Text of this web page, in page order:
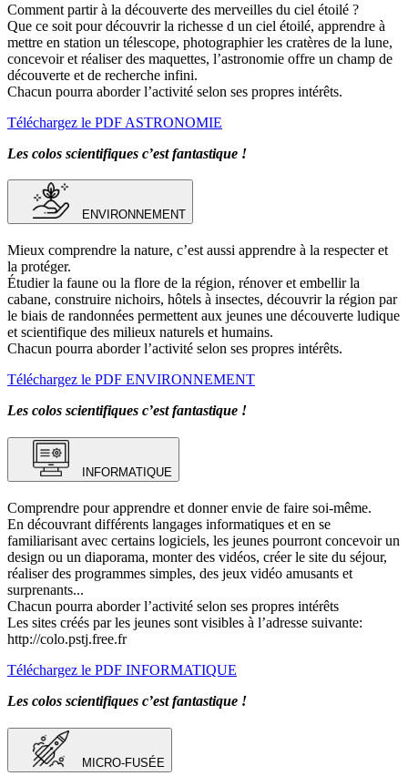
Comment partir à la découverte des merveilles du ciel étoilé ?
Que ce soit pour découvrir la richesse d un ciel étoilé, apprendre à
mettre en station un télescope, photographier les cratères de la lune,
concevoir et réaliser des maquettes, l’astronomie offre un champ de
découverte et de recherche infini.
Chacun pourra aborder l’activité selon ses propres intérêts.
Téléchargez le PDF ASTRONOMIE
Les colos scientifiques c’est fantastique !
ENVIRONNEMENT
Mieux comprendre la nature, c’est aussi apprendre à la respecter et
la protéger.
Étudier la faune ou la flore de la région, rénover et embellir la
cabane, construire nichoirs, hôtels à insectes, découvrir la région par
le biais de randonnées permettent aux jeunes une découverte ludique
et scientifique des milieux naturels et humains.
Chacun pourra aborder l’activité selon ses propres intérêts.
Téléchargez le PDF ENVIRONNEMENT
Les colos scientifiques c’est fantastique !
INFORMATIQUE
Comprendre pour apprendre et donner envie de faire soi-même.
En découvrant différents langages informatiques et en se
familiarisant avec certains logiciels, les jeunes pourront concevoir un
design ou un diaporama, monter des vidéos, créer le site du séjour,
réaliser des programmes simples, des jeux vidéo amusants et
surprenants...
Chacun pourra aborder l’activité selon ses propres intérêts
Les sites créés par les jeunes sont visibles à l’adresse suivante:
http://colo.pstj.free.fr
Téléchargez le PDF INFORMATIQUE
Les colos scientifiques c’est fantastique !
MICRO-FUSÉE